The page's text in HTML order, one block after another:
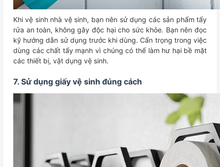
Khi vệ sinh nhà vệ sinh, bạn nên sử dụng các sản phẩm tẩy
rửa an toàn, không gây độc hại cho sức khỏe. Bạn nên đọc
kỹ hướng dẫn sử dụng trước khi dùng. Cẩn trọng trong việc
dùng các chất tẩy mạnh vì chúng có thể làm hư hại bề mặt
các thiết bị, vật dụng vệ sinh.
7. Sử dụng giấy vệ sinh đúng cách